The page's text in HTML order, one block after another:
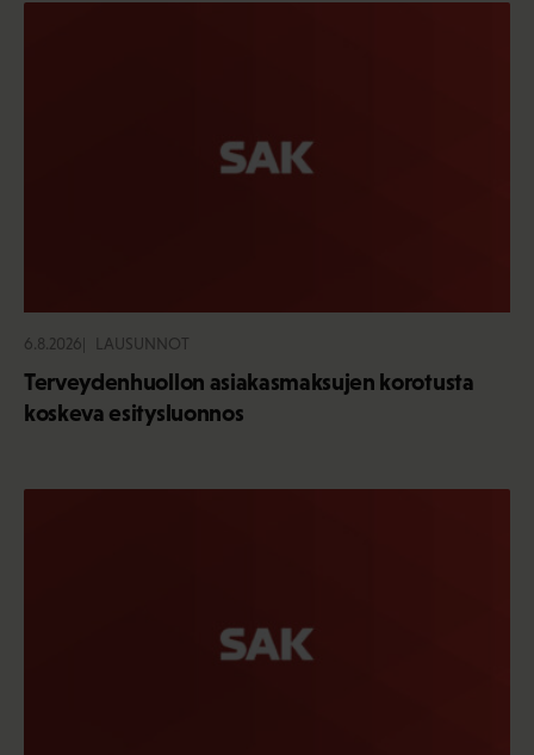
6.8.2026 LAUSUNNOT
Terveydenhuollon asiakasmaksujen korotusta
koskeva esitysluonnos